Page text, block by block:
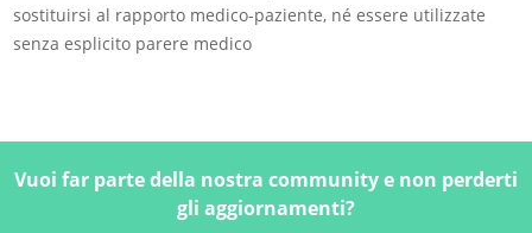
sostituirsi al rapporto medico-paziente, né essere utilizzate
senza esplicito parere medico
Vuoi far parte della nostra community e non perderti
gli aggiornamenti?